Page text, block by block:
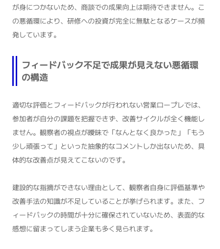
が身につかないため、商談での成果向上は期待できません。こ
の悪循環により、研修への投資が完全に無駄となるケースが頻
発しています。
フィードバック不足で成果が見えない悪循環
の構造
適切な評価とフィードバックが行われない営業ロープレでは、
参加者が自分の課題を把握できず、改善サイクルが全く機能し
ません。観察者の視点が曖昧で「なんとなく良かった」「もう
少し頑張って」といった抽象的なコメントしか出ないため、具
体的な改善点が見えてこないのです。
建設的な指摘ができない理由として、観察者自身に評価基準や
改善手法の知識が不足していることが挙げられます。また、フ
ィードバックの時間が十分に確保されていないため、表面的な
感想に留まってしまう企業も多く見られます。